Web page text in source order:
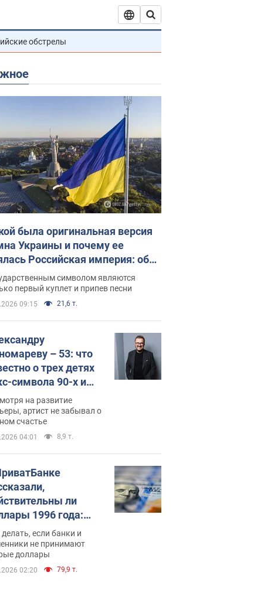
обстрелы
была оригинальная версия
Украины и почему ее
Российская империя: об
не рассказывают в школе
символом являются
первый куплет и припев песни
09:15 21,6 т.
– 53: что
о трех детях
символа 90-х и
они выглядят
на развитие
артист не забывал о
счастье
04:01 8,9 т.
ли
1996 года:
ли
и банки
купюры
если банки и
не принимают
доллары
02:20 79,9 т.